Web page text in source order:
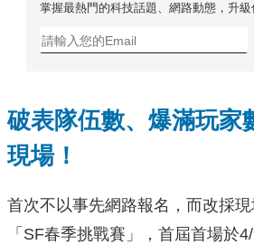
掌握最熱門的科技話題、網路動態，升級
破表隊伍數、爆滿玩家
現場！
首次不以事先網路報名，而改採
「SF春季挑戰賽」，首屆首場於